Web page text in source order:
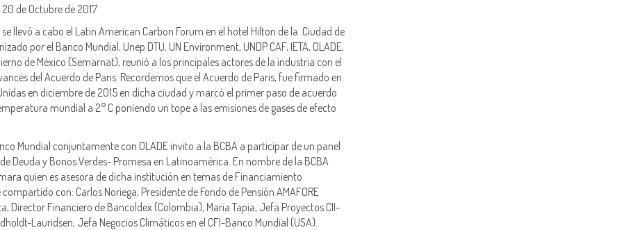
de Octubre de 2017
se llevó a cabo el Latin American Carbon Forum en el hotel Hilton de la Ciudad de
por el Banco Mundial, Unep DTU, UN Environment, UNDP CAF, IETA, OLADE,
de México (Semarnat), reunió a los principales actores de la industria con el
del Acuerdo de Paris. Recordemos que el Acuerdo de Paris, fue firmado en
en diciembre de 2015 en dicha ciudad y marcó el primer paso de acuerdo
mundial a 2° C poniendo un tope a las emisiones de gases de efecto
Mundial conjuntamente con OLADE invito a la BCBA a participar de un panel
Deuda y Bonos Verdes- Promesa en Latinoamérica. En nombre de la BCBA
quien es asesora de dicha institución en temas de Financiamiento
con: Carlos Noriega, Presidente de Fondo de Pensión AMAFORE
Director Financiero de Bancoldex (Colombia), María Tapia, Jefa Proyectos CII-
Lauridsen, Jefa Negocios Climáticos en el CFI-Banco Mundial (USA).